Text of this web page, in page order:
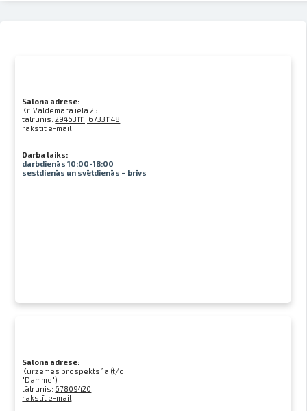
Salona adrese:
Kr. Valdemāra iela 25
tālrunis:29463111, 67331148
rakstīt e-mail
Darba laiks:
darbdienās 10:00-18:00
sestdienās un svētdienās – brīvs
Salona adrese:
Kurzemes prospekts 1a (t/c
"Damme")
tālrunis: 67809420
rakstīt e-mail